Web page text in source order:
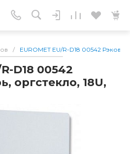
/ EUROMET EU/R-D18 00542
D18 00542
оргстекло, 18U,